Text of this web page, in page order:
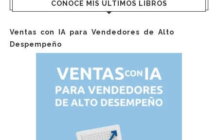
CONOCE MIS ÚLTIMOS LIBROS
Ventas con IA para Vendedores de Alto
Despempeño